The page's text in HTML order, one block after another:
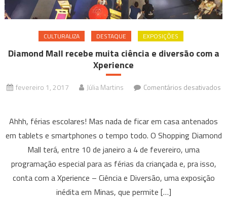
CULTURALIZA DESTAQUE EXPOSIÇÕES
Diamond Mall recebe muita ciência e diversão com a
Xperience
fevereiro 1, 2017 Júlia Martins
Comentários desativados
Mall
recebe
muita
ciência
e
Ahhh, férias escolares! Mas nada de ficar em casa antenados
em tablets e smartphones o tempo todo. O Shopping Diamond
Mall terá, entre 10 de janeiro a 4 de fevereiro, uma
programação especial para as férias da criançada e, pra isso,
conta com a Xperience – Ciência e Diversão, uma exposição
inédita em Minas, que permite […]